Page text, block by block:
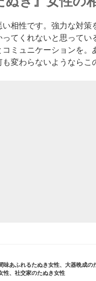
い相性です。強力な対策
ってくれないと思って
コミュニケーションを
も変わらないようならこ
味あふれるたぬき女性、 大器晩成の
性、 社交家のたぬき女性